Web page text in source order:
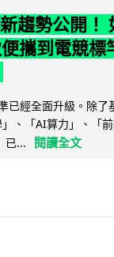
趨勢公開！
攜到電競標
已經全面升級。除了
、「AI算力」、「
已...
閱讀全文